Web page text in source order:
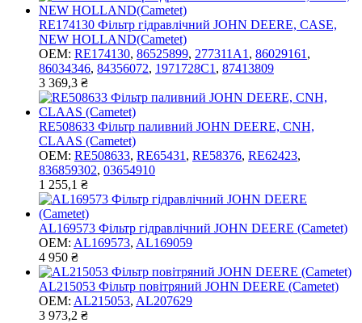
RE174130 Фільтр гідравлічний JOHN DEERE, CASE,
NEW HOLLAND(Cametet)
OEM: RE174130, 86525899, 277311A1 , 86029161 ,
86034346, 84356072, 1971728C1 , 87413809
3 369,3 ₴
RE508633 Фільтр паливний JOHN DEERE, CNH,
CLAAS (Cametet)
OEM: RE508633, RE65431 , RE58376, RE62423,
836859302, 03654910
1 255,1 ₴
AL169573 Фільтр гідравлічний JOHN DEERE (Cametet)
OEM: AL169573, AL169059
4 950 ₴
AL215053 Фільтр повітряний JOHN DEERE (Cametet)
OEM: AL215053, AL207629
3 973,2 ₴